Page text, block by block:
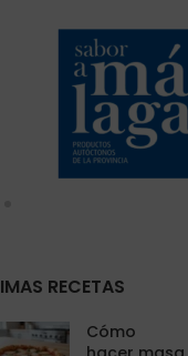
RECETAS
Cómo